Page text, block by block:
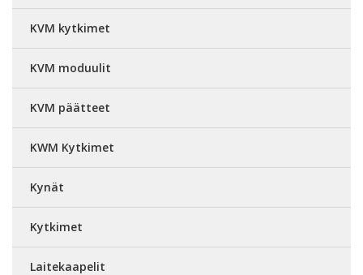
KVM kytkimet
KVM moduulit
KVM päätteet
KWM Kytkimet
Kynät
Kytkimet
Laitekaapelit